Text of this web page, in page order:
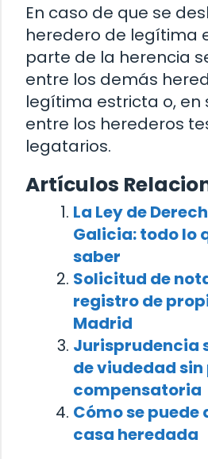
En caso de que se
heredero de legítima
parte de la herencia
entre los demás
legítima estricta o, en
entre los herederos
legatarios.
Artículos
La Ley de
Galicia: todo lo
saber
Solicitud de
registro de
Madrid
Jurisprudencia
de viudedad sin
compensatoria
Cómo se
casa heredada